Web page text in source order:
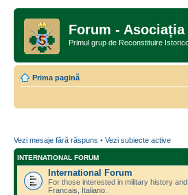
Forum -
Primul grup de Reconstituire
Prima pagină
Vezi mesaje fără răspuns • Vezi subiecte active
INTERNATIONAL FORUM
International Forum
For those interested in military history
Francais, Italiano.